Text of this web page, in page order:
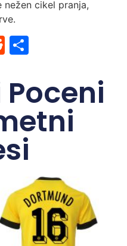
cikel pranja,
Reddit
Share